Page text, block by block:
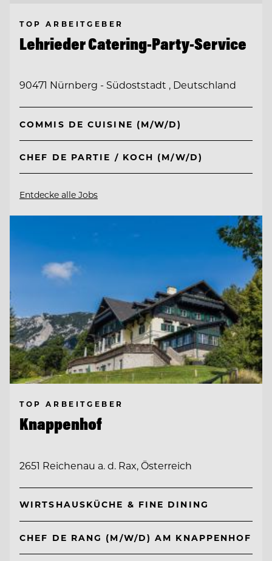
TOP ARBEITGEBER
Lehrieder Catering-Party-Service
90471 Nürnberg - Südoststadt , Deutschland
COMMIS DE CUISINE (M/W/D)
CHEF DE PARTIE / KOCH (M/W/D)
Entdecke alle Jobs
TOP ARBEITGEBER
Knappenhof
2651 Reichenau a. d. Rax, Österreich
WIRTSHAUSKÜCHE & FINE DINING
CHEF DE RANG (M/W/D) AM KNAPPENHOF